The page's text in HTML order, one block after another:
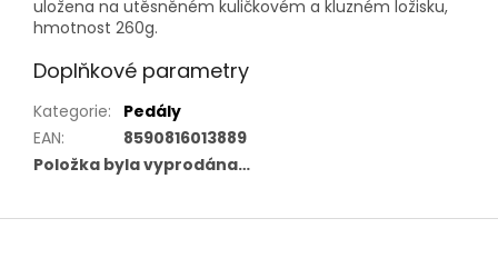
uložena na utěsněném kuličkovém a kluzném ložisku,
hmotnost 260g.
Doplňkové parametry
Kategorie:
Pedály
EAN:
8590816013889
Položka byla vyprodána…
Z